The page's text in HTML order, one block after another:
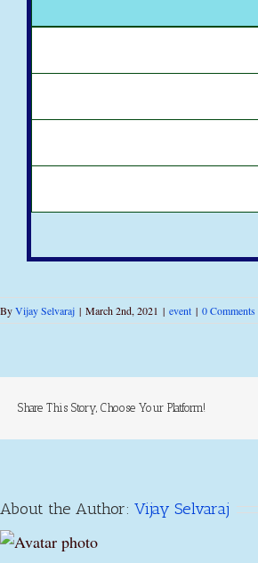
ByVijay Selvaraj | March 2nd, 2021 | event | 0 Comments
Share This Story, Choose Your Platform!
About the Author: Vijay Selvaraj